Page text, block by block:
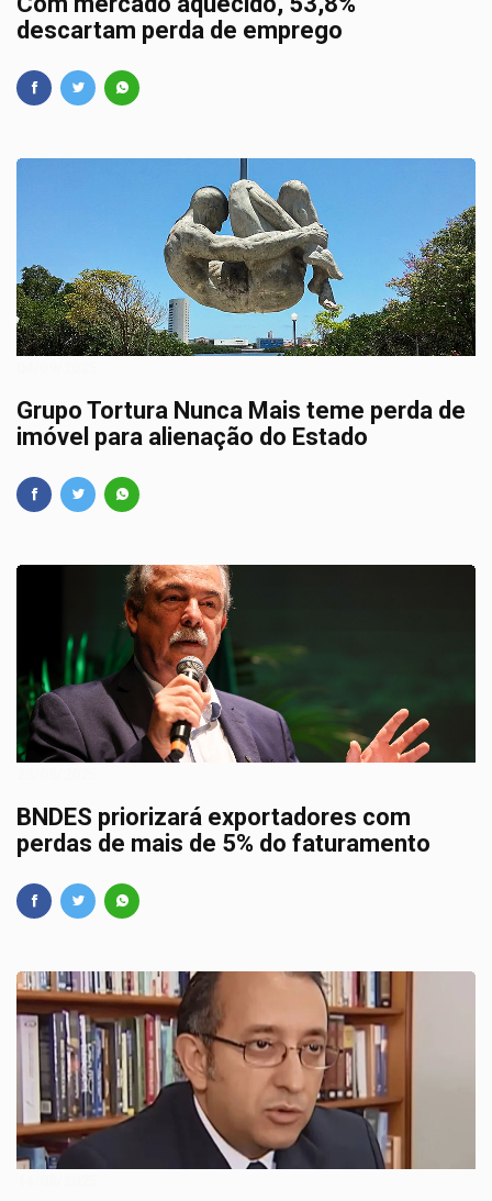
descartam perda de emprego
Grupo Tortura Nunca Mais teme perda de
imóvel para alienação do Estado
BNDES priorizará exportadores com
perdas de mais de 5% do faturamento